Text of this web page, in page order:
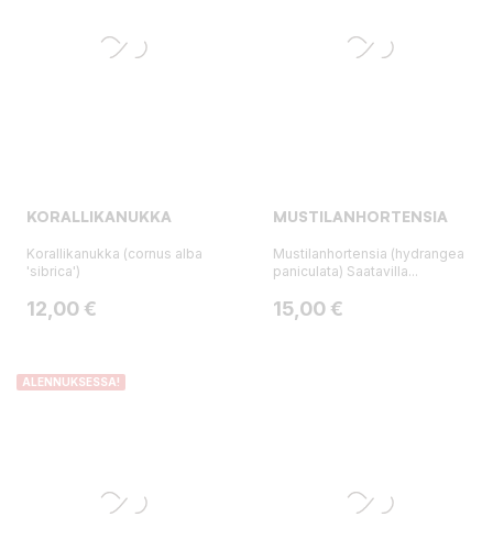
KORALLIKANUKKA
Korallikanukka (cornus alba
'sibrica')
Hinta
12,00 €
MUSTILANHORTENSIA
Mustilanhortensia (hydrangea
paniculata) Saatavilla...
Hinta
15,00 €
ALENNUKSESSA!